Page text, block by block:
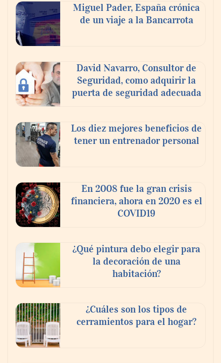
Toro Tapas inaugura su Raw Bar: una
experiencia desde mediodía hasta el
anochecer con cocina abierta
Miguel Pader, España crónica
de un viaje a la Bancarrota
David Navarro, Consultor de
Seguridad, como adquirir la
puerta de seguridad adecuada
Los diez mejores beneficios de
tener un entrenador personal
En 2008 fue la gran crisis
financiera, ahora en 2020 es el
COVID19
¿Qué pintura debo elegir para
la decoración de una
habitación?
¿Cuáles son los tipos de
cerramientos para el hogar?